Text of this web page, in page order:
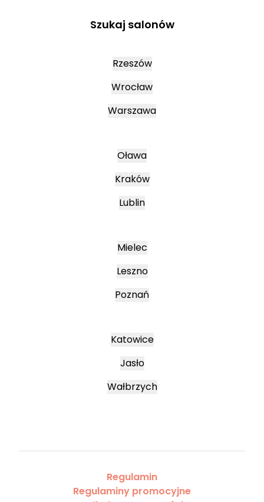
Szukaj salonów
Rzeszów
Wrocław
Warszawa
Oława
Kraków
Lublin
Mielec
Leszno
Poznań
Katowice
Jasło
Wałbrzych
Regulamin
Regulaminy promocyjne